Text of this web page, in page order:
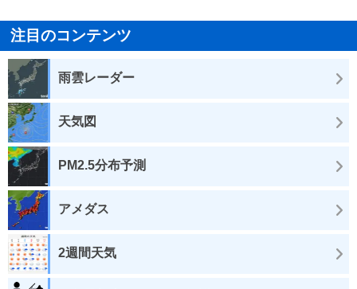
注目のコンテンツ
雨雲レーダー
天気図
PM2.5分布予測
アメダス
2週間天気